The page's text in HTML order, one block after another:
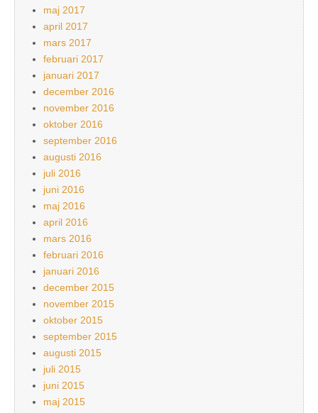
maj 2017
april 2017
mars 2017
februari 2017
januari 2017
december 2016
november 2016
oktober 2016
september 2016
augusti 2016
juli 2016
juni 2016
maj 2016
april 2016
mars 2016
februari 2016
januari 2016
december 2015
november 2015
oktober 2015
september 2015
augusti 2015
juli 2015
juni 2015
maj 2015